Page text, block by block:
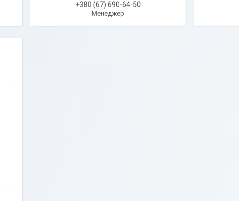
+380 (67) 690-64-50
Менеджер